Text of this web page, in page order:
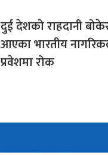
दुई देशको राहदानी
आएका भारतीय
प्रवेशमा रोक